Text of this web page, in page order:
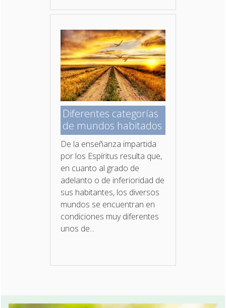
Diferentes categorías
de mundos habitados
De la enseñanza impartida
por los Espíritus resulta que,
en cuanto al grado de
adelanto o de inferioridad de
sus habitantes, los diversos
mundos se encuentran en
condiciones muy diferentes
unos de...